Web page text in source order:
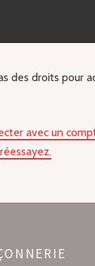
des droits pour
avec un